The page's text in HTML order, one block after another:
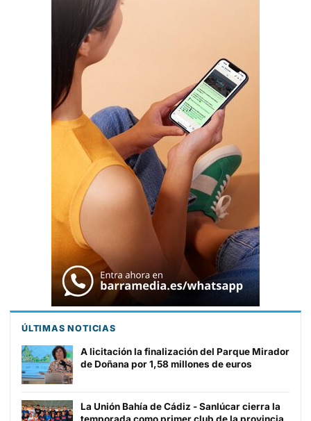
ÚLTIMAS NOTICIAS
A licitación la finalización del Parque Mirador
de Doñana por 1,58 millones de euros
La Unión Bahía de Cádiz - Sanlúcar cierra la